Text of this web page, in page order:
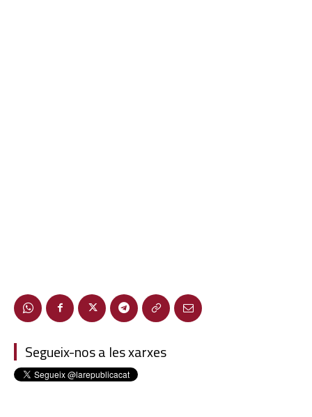
Segueix-nos a les xarxes